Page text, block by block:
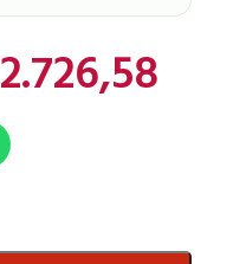
2.726,58